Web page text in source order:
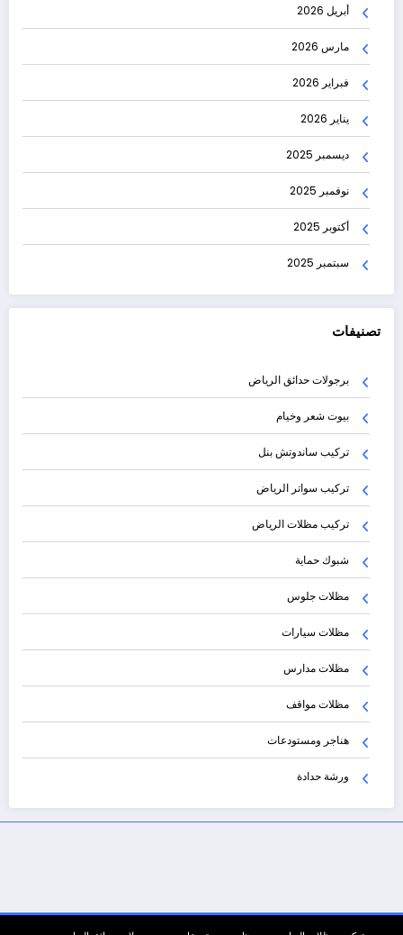
أبريل 2026
مارس 2026
فبراير 2026
يناير 2026
ديسمبر 2025
نوفمبر 2025
أكتوبر 2025
سبتمبر 2025
تصنيفات
برجولات حدائق الرياض
بيوت شعر وخيام
تركيب ساندوتش بنل
تركيب سواتر الرياض
تركيب مظلات الرياض
شبوك حماية
مظلات جلوس
مظلات سيارات
مظلات مدارس
مظلات مواقف
هناجر ومستودعات
ورشة حدادة